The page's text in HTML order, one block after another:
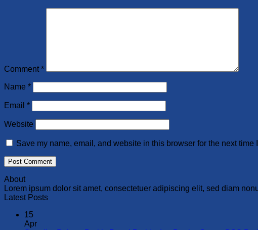
Comment*
Name *
Email *
Website
Save my name, email, and website in this browser for the next time
About
Lorem ipsum dolor sit amet, consectetuer adipiscing elit, sed diam
Latest Posts
15
Apr